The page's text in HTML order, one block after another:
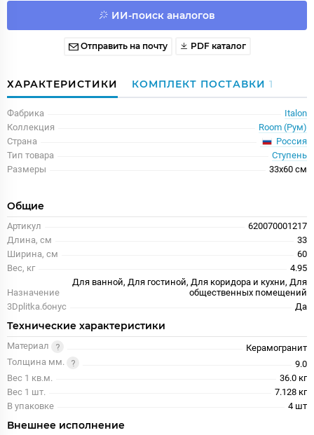
ИИ-поиск аналогов
Отправить на почту PDF каталог
ХАРАКТЕРИСТИКИ КОМПЛЕКТ ПОСТАВКИ 1
Фабрика
Italon
Коллекция
Room (Рум)
Страна
Россия
Тип товара
Ступень
Размеры
33x60 см
Общие
Артикул
620070001217
Длина, см
33
Ширина, см
60
Вес, кг
4.95
Назначение
Для ванной, Для гостиной, Для коридора и кухни, Для
общественных помещений
3Dplitka.бонус
Да
Технические характеристики
Материал
Керамогранит
Толщина мм.
9.0
Вес 1 кв.м.
36.0 кг
Вес 1 шт.
7.128 кг
В упаковке
4 шт
Внешнее исполнение